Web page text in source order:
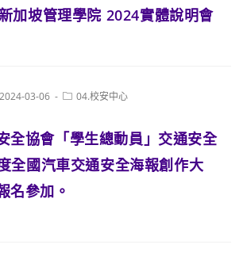
加坡管理學院 2024實體說明會
2024-03-06
Post04.校安中心
全協會「學生總動員」交通安全
全國汽車交通安全海報創作大
名參加。